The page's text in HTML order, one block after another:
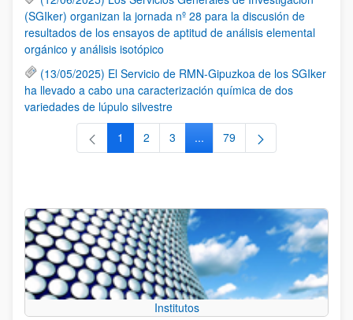
(SGIker) organizan la jornada nº 28 para la discusión de
resultados de los ensayos de aptitud de análisis elemental
orgánico y análisis isotópico
(13/05/2025) El Servicio de RMN-Gipuzkoa de los SGIker
ha llevado a cabo una caracterización química de dos
variedades de lúpulo silvestre
Página
1 Página
2 Página
3 ...Páginas intermedias Use TAB
Página
79
Institutos